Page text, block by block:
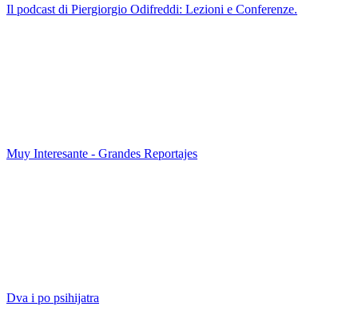
Il podcast di Piergiorgio Odifreddi: Lezioni e Conferenze.
Muy Interesante - Grandes Reportajes
Dva i po psihijatra